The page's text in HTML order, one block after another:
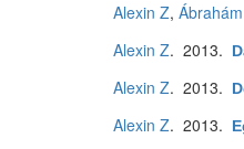
Alexin Z,
Alexin Z. 2013.
Alexin Z. 2013.
Alexin Z. 2013.